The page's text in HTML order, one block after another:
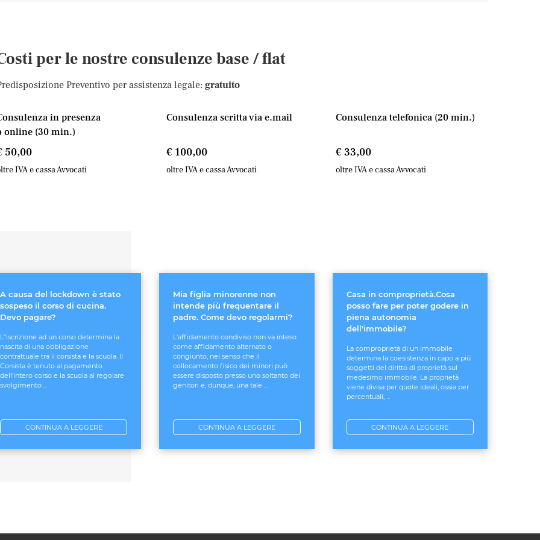
per le nostre consulenze base / flat
Preventivo per assistenza legale: gratuito
in presenza
online (30 min.)
50,00
IVA e cassa Avvocati
Consulenza scritta via e.mail
€ 100,00
oltre IVA e cassa Avvocati
Consulenza telefonica (20 min.)
€ 33,00
oltre IVA e cassa Avvocati
A causa del lockdown è stato
sospeso il corso di cucina.
Devo pagare?
L''iscrizione ad un corso determina la
nascita di una obbligazione
contrattuale tra il corsista e la scuola. Il
Corsista è tenuto al pagamento
dell'intero corso e la scuola al regolare
svolgimento ...
CONTINUA A LEGGERE
Mia figlia minorenne non
intende più frequentare il
padre. Come devo regolarmi?
L'affidamento condiviso non va inteso
come affidamento alternato o
congiunto, nel senso che il
collocamento fisico dei minori può
essere disposto presso uno soltanto dei
genitori e, dunque, una tale ...
CONTINUA A LEGGERE
Casa in comproprietà.Cosa
posso fare per poter godere in
piena autonomia
dell'immobile?
La comproprietà di un immobile
determina la coesistenza in capo a più
soggetti del diritto di proprietà sul
medesimo immobile. La proprietà
viene divisa per quote ideali, ossia per
percentuali, ...
CONTINUA A LEGGERE